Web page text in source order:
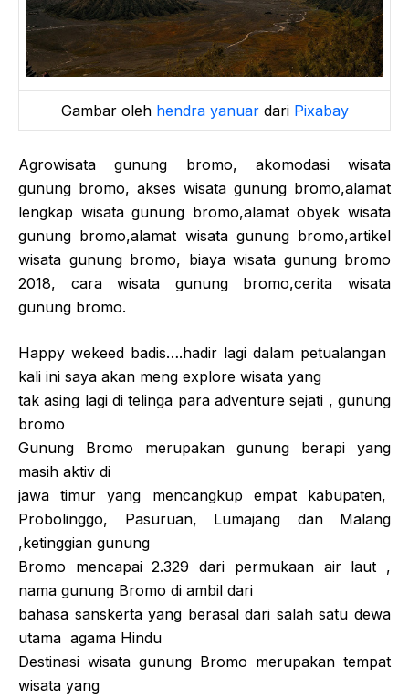
Gambar oleh hendra yanuardari Pixabay
Agrowisata gunung bromo, akomodasi wisata
gunung bromo, akses wisata gunung bromo,alamat
lengkap wisata gunung bromo,alamat obyek wisata
gunung bromo,alamat wisata gunung bromo,artikel
wisata gunung bromo, biaya wisata gunung bromo
2018, cara wisata gunung bromo,cerita wisata
gunung bromo.
Happy wekeed badis….hadir lagi dalam petualangan
kali ini saya akan meng explore wisata yang
tak asing lagi di telinga para adventure sejati , gunung
bromo
Gunung Bromo merupakan gunung berapi yang
masih aktiv di
jawa timur yang mencangkup empat kabupaten,
Probolinggo, Pasuruan, Lumajang dan Malang
,ketinggian gunung
Bromo mencapai 2.329 dari permukaan air laut ,
nama gunung Bromo di ambil dari
bahasa sanskerta yang berasal dari salah satu dewa
utama agama Hindu
Destinasi wisata gunung Bromo merupakan tempat
wisata yang